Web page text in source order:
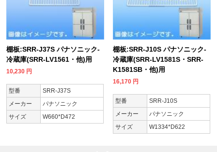
棚板:SRR-J37S パナソニック-
冷蔵庫(SRR-LV1561・他)用
10,230 円
型番
SRR-J37S
メーカー
パナソニック
サイズ
W660*D472
棚板:SRR-J10S パナソニック-
冷蔵庫(SRR-LV1581S・SRR-
K1581SB・他)用
16,170 円
型番
SRR-J10S
メーカー
パナソニック
サイズ
W1334*D622